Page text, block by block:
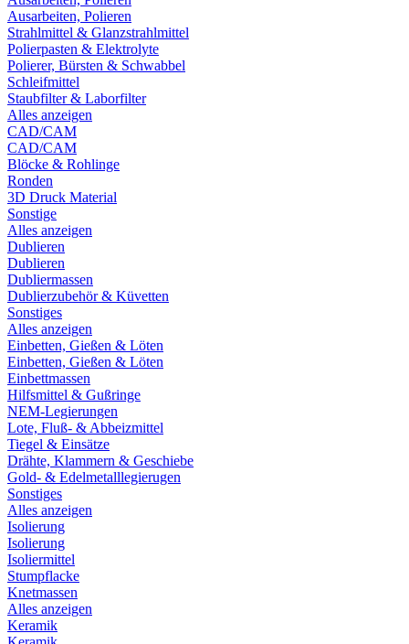
Ausarbeiten, Polieren
Strahlmittel & Glanzstrahlmittel
Polierpasten & Elektrolyte
Polierer, Bürsten & Schwabbel
Schleifmittel
Staubfilter & Laborfilter
Alles anzeigen
CAD/CAM
CAD/CAM
Blöcke & Rohlinge
Ronden
3D Druck Material
Sonstige
Alles anzeigen
Dublieren
Dublieren
Dubliermassen
Dublierzubehör & Küvetten
Sonstiges
Alles anzeigen
Einbetten, Gießen & Löten
Einbetten, Gießen & Löten
Einbettmassen
Hilfsmittel & Gußringe
NEM-Legierungen
Lote, Fluß- & Abbeizmittel
Tiegel & Einsätze
Drähte, Klammern & Geschiebe
Gold- & Edelmetalllegierugen
Sonstiges
Alles anzeigen
Isolierung
Isolierung
Isoliermittel
Stumpflacke
Knetmassen
Alles anzeigen
Keramik